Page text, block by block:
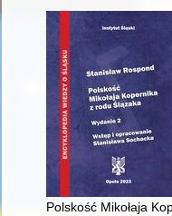
Polskość Mikołaja